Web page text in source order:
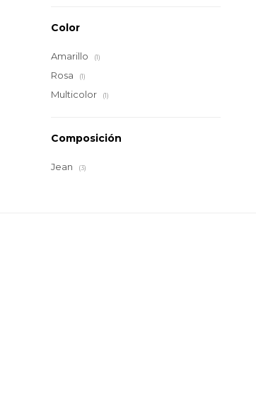
Color
Amarillo (1)
Rosa (1)
Multicolor (1)
Composición
Jean (3)